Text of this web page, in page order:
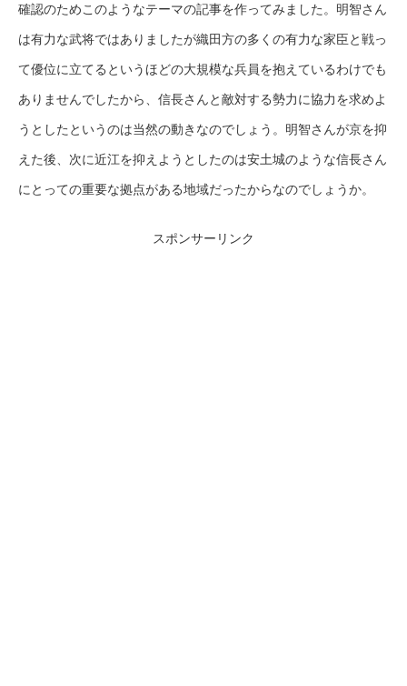
確認のためこのようなテーマの記事を作ってみました。明智さん
は有力な武将ではありましたが織田方の多くの有力な家臣と戦っ
て優位に立てるというほどの大規模な兵員を抱えているわけでも
ありませんでしたから、信長さんと敵対する勢力に協力を求めよ
うとしたというのは当然の動きなのでしょう。明智さんが京を抑
えた後、次に近江を抑えようとしたのは安土城のような信長さん
にとっての重要な拠点がある地域だったからなのでしょうか。
スポンサーリンク